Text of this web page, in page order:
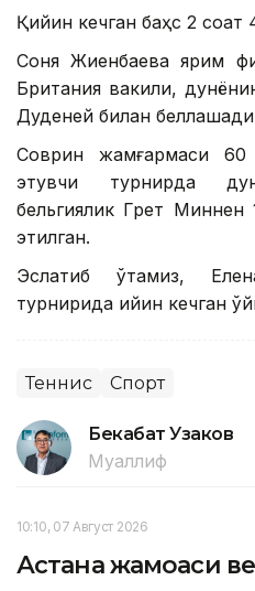
Қийин кечган баҳс 2 соат
Соня Жиенбаева ярим
Британия вакили,
Дуденей билан
Соврин жамғармаси
этувчи турнирда
бельгиялик Грет Миннен
этилган.
Эслатиб ўтамиз,
турнирида қийин кечган
Теннис Спорт
Бекабат Узаков
Муаллиф
10:10, 07 Август 2026
Астана жамоаси